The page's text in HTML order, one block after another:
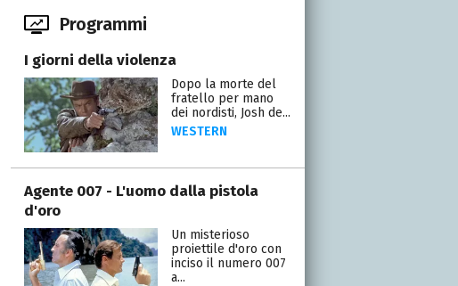
Programmi
I giorni della violenza
Dopo la morte del
fratello per mano
dei nordisti, Josh de...
WESTERN
Agente 007 - L'uomo dalla pistola
d'oro
Un misterioso
proiettile d'oro con
inciso il numero 007
a...